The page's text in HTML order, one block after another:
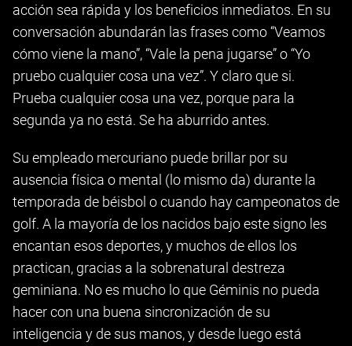
acción sea rápida y los beneficios inmediatos. En su
conversación abundarán las frases como “Veamos
cómo viene la mano”, “Vale la pena jugarse” o “Yo
pruebo cualquier cosa una vez”. Y claro que si.
Prueba cualquier cosa una vez, porque para la
segunda ya no está. Se ha aburrido antes.
Su empleado mercuriano puede brillar por su
ausencia física o mental (lo mismo da) durante la
temporada de béisbol o cuando hay campeonatos de
golf. A la mayoría de los nacidos bajo este signo les
encantan esos deportes, y muchos de ellos los
practican, gracias a la sobrenatural destreza
geminiana. No es mucho lo que Géminis no pueda
hacer con una buena sincronización de su
inteligencia y de sus manos, y desde luego está